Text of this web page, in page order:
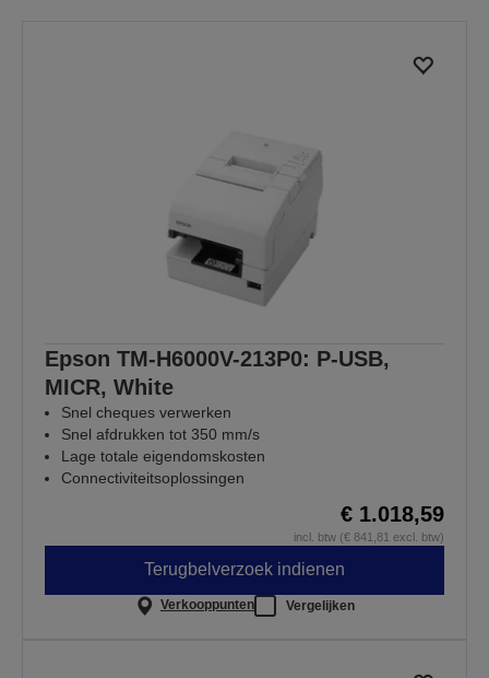
Epson TM-H6000V-213P0: P-USB,
MICR, White
Snel cheques verwerken
Snel afdrukken tot 350 mm/s
Lage totale eigendomskosten
Connectiviteitsoplossingen
€ 1.018,59
incl. btw (€ 841,81 excl. btw)
Terugbelverzoek indienen
Verkooppunten Vergelijken